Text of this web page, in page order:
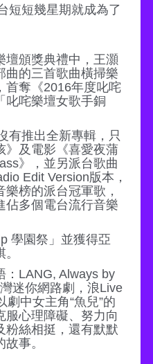
短短幾星期就成為了
壇頒獎典禮中，王灝
曲的三首歌曲橫掃樂
首奪《2016年度叱咤
叱咤樂壇女歌手銅
有推出全新專輯，只
》及電影《喜愛夜蒲
》，並另派台歌曲
Edit Version版本，
榜的派台冠軍歌，
佔多個電台流行音樂
學園祭」並獲得亞
：LANG, Always by
迷你網路劇，浪Live
中女主角“魚兒”的
服心理障礙、努力向
粉絲相挺，還有默默
事。